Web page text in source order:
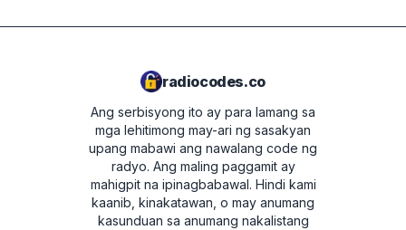
radiocodes.co
Ang serbisyong ito ay para lamang sa
mga lehitimong may-ari ng sasakyan
upang mabawi ang nawalang code ng
radyo. Ang maling paggamit ay
mahigpit na ipinagbabawal. Hindi kami
kaanib, kinakatawan, o may anumang
kasunduan sa anumang nakalistang